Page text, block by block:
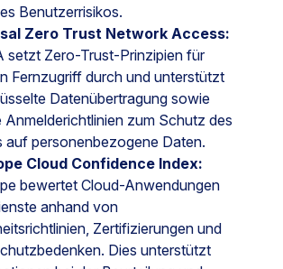
Benutzerrisikos.
Zero Trust Network Access:
setzt Zero-Trust-Prinzipien für
Fernzugriff durch und unterstützt
Datenübertragung sowie
Anmelderichtlinien zum Schutz des
auf personenbezogene Daten.
Cloud Confidence Index:
bewertet Cloud-Anwendungen
anhand von
Zertifizierungen und
Dies unterstützt